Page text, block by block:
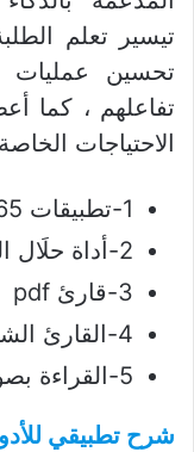
تيسير تعلم
تحسين عمليات
تفاعلهم ، كما
الاحتياجات
1-تطبيقات microsoft 365
2-أداة حلَال المسائل.
3-قارئ pdf
4-القارئ الشامل
5-القراءة بصوت عال.
شرح تطبيقي